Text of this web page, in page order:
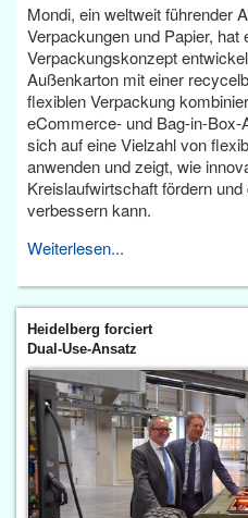
Mondi, ein weltweit führender
Verpackungen und Papier, hat
Verpackungskonzept
Außenkarton mit einer
flexiblen Verpackung
eCommerce- und Bag-in-
sich auf eine Vielzahl von
anwenden und zeigt, wie
Kreislaufwirtschaft fördern
verbessern kann.
Weiterlesen...
Heidelberg forciert
Dual-Use-Ansatz